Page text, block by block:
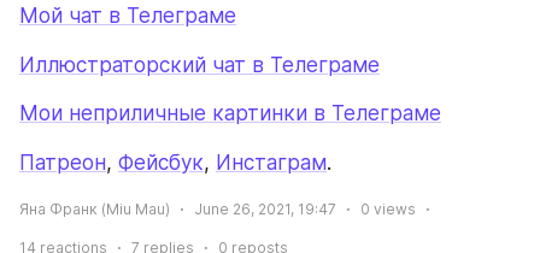
Мой чат в Телеграме
Иллюстраторский чат в Телеграме
Мои неприличные картинки в Телеграме
Патреон, Фейсбук, Инстаграм.
Яна Франк (Miu Mau) June 26, 2021, 19:47 0 views
14 reactions 7 replies 0 reposts